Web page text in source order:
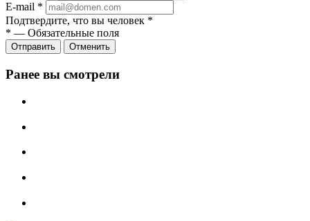
E-mail *
Подтвердите, что вы человек *
* — Обязательные поля
Отправить Отменить
Ранее вы смотрели